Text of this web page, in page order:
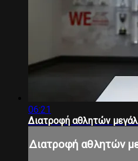
06:21
Διατροφή αθλητών
Διατροφή αθλητών